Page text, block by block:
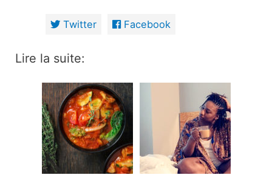
Twitter Facebook
Lire la suite: